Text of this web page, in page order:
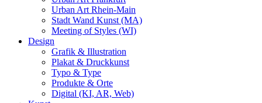
Urban Art Rhein-Main
Stadt Wand Kunst (MA)
Meeting of Styles (WI)
Design
Grafik & Illustration
Plakat & Druckkunst
Typo & Type
Produkte & Orte
Digital (KI, AR, Web)